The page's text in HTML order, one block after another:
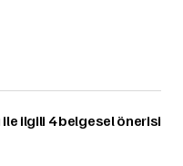
ile ilgili 4 belgesel önerisi